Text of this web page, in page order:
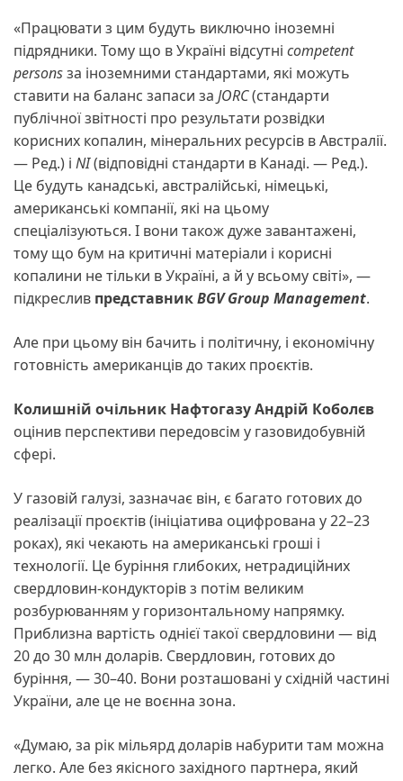
«Працювати з цим будуть виключно іноземні
підрядники. Тому що в Україні відсутні competent
personsза іноземними стандартами, які можуть
ставити на баланс запаси за JORC(стандарти
публічної звітності про результати розвідки
корисних копалин, мінеральних ресурсів в Австралії.
— Ред.) і NI(відповідні стандарти в Канаді. — Ред.).
Це будуть канадські, австралійські, німецькі,
американські компанії, які на цьому
спеціалізуються. І вони також дуже завантажені,
тому що бум на критичні матеріали і корисні
копалини не тільки в Україні, а й у всьому світі», —
підкреслив представникBGV Group Management.
Але при цьому він бачить і політичну, і економічну
готовність американців до таких проєктів.
Колишній очільник Нафтогазу Андрій Коболєв
оцінив перспективи передовсім у газовидобувній
сфері.
У газовій галузі, зазначає він, є багато готових до
реалізації проєктів (ініціатива оцифрована у 22–23
роках), які чекають на американські гроші і
технології. Це буріння глибоких, нетрадиційних
свердловин-кондукторів з потім великим
розбурюванням у горизонтальному напрямку.
Приблизна вартість однієї такої свердловини — від
20 до 30 млн доларів. Свердловин, готових до
буріння, — 30–40. Вони розташовані у східній частині
України, але це не воєнна зона.
«Думаю, за рік мільярд доларів набурити там можна
легко. Але без якісного західного партнера, який